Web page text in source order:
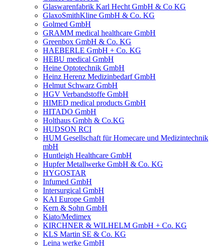
Glaswarenfabrik Karl Hecht GmbH & Co KG
GlaxoSmithKline GmbH & Co. KG
Golmed GmbH
GRAMM medical healthcare GmbH
Greenbox GmbH & Co. KG
HAEBERLE GmbH + Co. KG
HEBU medical GmbH
Heine Optotechnik GmbH
Heinz Herenz Medizinbedarf GmbH
Helmut Schwarz GmbH
HGV Verbandstoffe GmbH
HIMED medical products GmbH
HITADO GmbH
Holthaus Gmbh & Co.KG
HUDSON RCI
HUM Gesellschaft für Homecare und Medizintechnik
mbH
Huntleigh Healthcare GmbH
Hupfer Metallwerke GmbH & Co. KG
HYGOSTAR
Infumed GmbH
Intersurgical GmbH
KAI Europe GmbH
Kern & Sohn GmbH
Kiato/Medimex
KIRCHNER & WILHELM GmbH + Co. KG
KLS Martin SE & Co. KG
Leina werke GmbH